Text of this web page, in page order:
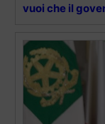
vuoi che il